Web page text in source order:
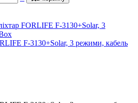
F-3130+Solar, 3 режими, кабель